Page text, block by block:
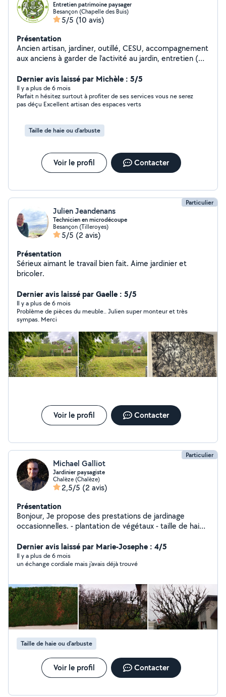
Entretien patrimoine paysager
Besançon (Chapelle des Buis)
5/5 (10 avis)
Présentation
Ancien artisan, jardiner, outillé, CESU, accompagnement
aux anciens à garder de l'activité au jardin, entretien (
nettoyage...)
Dernier avis laissé par Michèle : 5/5
Il y a plus de 6 mois
Parfait n hésitez surtout à profiter de ses services vous ne serez
pas déçu Excellent artisan des espaces verts
Taille de haie ou d'arbuste
Voir le profil Contacter
Particulier
Julien Jeandenans
Technicien en microdécoupe
Besançon (Tilleroyes)
5/5 (2 avis)
Présentation
Sérieux aimant le travail bien fait. Aime jardinier et
bricoler.
Dernier avis laissé par Gaelle : 5/5
Il y a plus de 6 mois
Problème de pièces du meuble.. Julien super monteur et très
sympas. Merci
Voir le profil Contacter
Particulier
Michael Galliot
Jardinier paysagiste
Chalèze (Chalèze)
2,5/5 (2 avis)
Présentation
Bonjour, Je propose des prestations de jardinage
occasionnelles. - plantation de végétaux - taille de haie,
massifs - passage de karcher - débarras/déchetterie
Intervention ponctuelles uniquement selon mes
disponibilités. Je ne propose pas d'entretien régulier. Je
uniquement les outils a manches Secteur Chalezeule et
alentours
Dernier avis laissé par Marie-Josephe : 4/5
Il y a plus de 6 mois
un échange cordiale mais j'avais déjà trouvé
Taille de haie ou d'arbuste
Voir le profil Contacter